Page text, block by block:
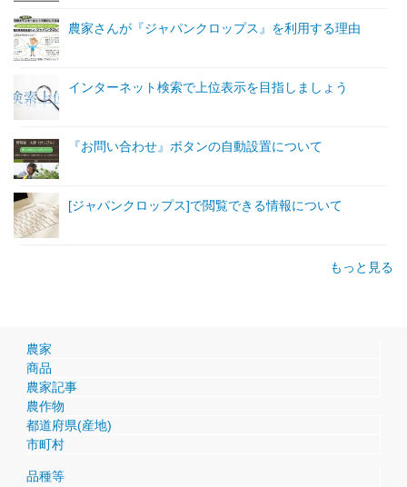
農家さんが『ジャパンクロップス』を利用する理由
インターネット検索で上位表示を目指しましょう
『お問い合わせ』ボタンの自動設置について
[ジャパンクロップス]で閲覧できる情報について
もっと見る
農家
商品
農家記事
農作物
都道府県(産地)
市町村
品種等